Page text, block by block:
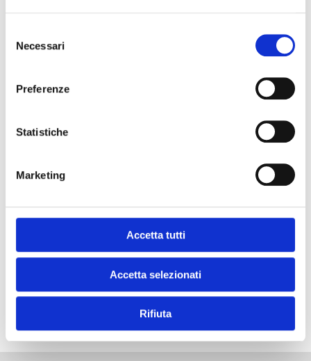
delNecessari
Preferenze
Statistiche
Marketing
Accetta tutti
Accetta selezionati
Rifiuta
il momento #chef?
ISCRIVITI ALLA NEWSLETTER